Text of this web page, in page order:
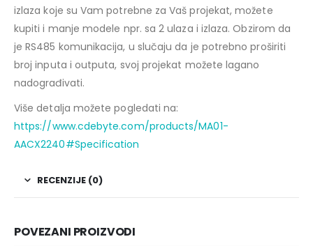
izlaza koje su Vam potrebne za Vaš projekat, možete
kupiti i manje modele npr. sa 2 ulaza i izlaza. Obzirom da
je RS485 komunikacija, u slučaju da je potrebno proširiti
broj inputa i outputa, svoj projekat možete lagano
nadograđivati.
Više detalja možete pogledati na:
https://www.cdebyte.com/products/MA01-
AACX2240#Specification
RECENZIJE (0)
POVEZANI PROIZVODI